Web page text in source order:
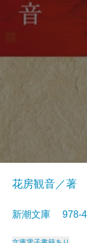
花房観音／著
新潮文庫 978-